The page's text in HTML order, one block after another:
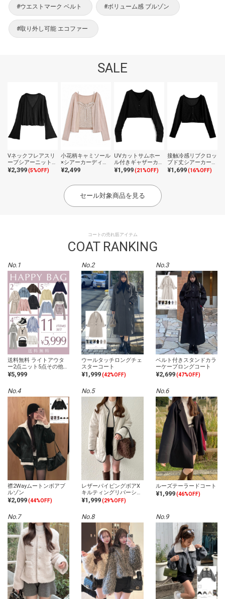
#ウエストマーク ベルト #ボリューム感 ブルゾン
#取り外し可能 エコファー
SALE
Vネックフレアスリ
ーブシアーニットカ
ーディガン
¥2,399(5%OFF)
小花柄キャミソール
×シアーカーディガ
ンアンサンブル
¥2,499
UVカットサムホー
ル付きギャザーカー
ディガン
¥1,999(21%OFF)
接触冷感リブクロッ
プド丈シアーカーデ
ィガン
¥1,699(16%OFF)
セール対象商品を見る
コートの売れ筋アイテム
COAT RANKING
No.1
送料無料 ライトアウタ
ー2点ニット5点その他ア
イテム4点がはいる11点
セット福袋
¥5,999
No.2
ウールタッチロングチェ
スターコート
¥1,999 (42%OFF)
No.3
ベルト付きスタンドカラ
ーケープロングコート
¥2,699 (47%OFF)
No.4
襟2Wayムートンボアブ
ルゾン
¥2,099(44%OFF)
No.5
レザーパイピングボアX
キルティングリバーシブ
ルコート
¥1,999 (29%OFF)
No.6
ルーズテーラードコート
¥1,999 (46%OFF)
No.7 No.8 No.9